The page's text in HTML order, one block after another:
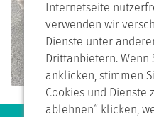
Internetseite
verwenden wir
Dienste unter
Drittanbietern. Wenn
anklicken, stimmen
Cookies und Dienste
ablehnen“ klicken,
Vorheriges